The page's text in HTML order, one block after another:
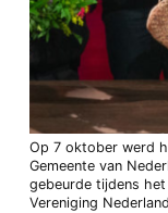
Op 7 oktober werd
Gemeente van
gebeurde tijdens het
Vereniging